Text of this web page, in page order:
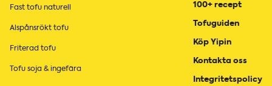
Fast tofu naturell
Alspånsrökt tofu
Friterad tofu
Tofu soja & ingefära
100+ recept
Tofuguiden
Köp Yipin
Kontakta oss
Integritetspolicy